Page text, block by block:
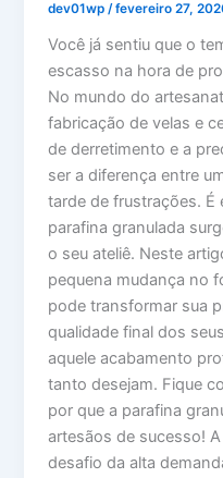
dev01wp/fevereiro 27,
Você já sentiu que o
escasso na hora de
No mundo do
fabricação de velas e
de derretimento e a
ser a diferença entre
tarde de frustrações. É
parafina granulada
o seu ateliê. Neste
pequena mudança no
pode transformar sua
qualidade final dos
aquele acabamento
tanto desejam. Fique
por que a parafina
artesãos de sucesso!
desafio da alta